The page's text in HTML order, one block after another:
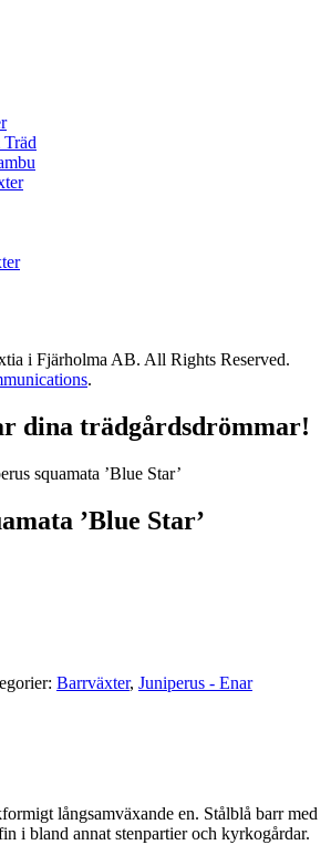
i Fjärholma AB. All Rights Reserved.
.
dina trädgårdsdrömmar!
squamata ’Blue Star’
’Blue Star’
Barrväxter, Juniperus - Enar
långsamväxande en. Stålblå barr med
i bland annat stenpartier och kyrkogårdar.